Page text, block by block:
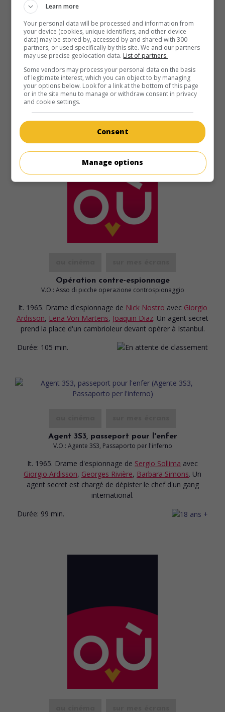
V.O.: Agente 3S3, massacro al sole
It. 1966. Drame d'espionnagede Sergio Sollima avec
Giorgio Ardisson,Frank Wolff, Michel Lemoine. Un agent
secret américain favorise une révolte dans une île des
Caraïbes.
Durée: 106 min.
Opération contre-espionnage
V.O.: Asso di picche operazione controspionaggio
It. 1965. Drame d'espionnage de Nick Nostro avec Giorgio
Ardisson, Lena Von Martens, Joaquin Diaz. Un agent secret
prend la place d'un cambrioleur devant opérer à Istanbul.
Durée: 105 min.
Agent 3S3, passeport pour l'enfer
V.O.: Agente 3S3, Passaporto per l'inferno
It. 1965. Drame d'espionnage de Sergio Sollima avec
Giorgio Ardisson, Georges Rivière, Barbara Simons. Un
agent secret est chargé de dépister le chef d'un gang
international.
Durée: 99 min.
Learn more
Your personal data will be processed and information from
your device (cookies, unique identifiers, and other device
data) may be stored by, accessed by and shared with 300
partners, or used specifically by this site. We and our partners
may use precise geolocation data. List of partners.
Some vendors may process your personal data on the basis
of legitimate interest, which you can object to by managing
your options below. Look for a link at the bottom of this page
or in the site menu to manage or withdraw consent in privacy
and cookie settings.
Consent
Manage options